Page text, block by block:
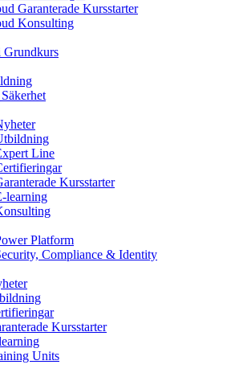
Garanterade Kursstarter
Konsulting
Grundkurs
Line
Kursstarter
learning
Platform
Compliance & Identity
Kursstarter
Units